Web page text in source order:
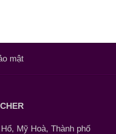
mật
Mỹ Hoà, Thành phố